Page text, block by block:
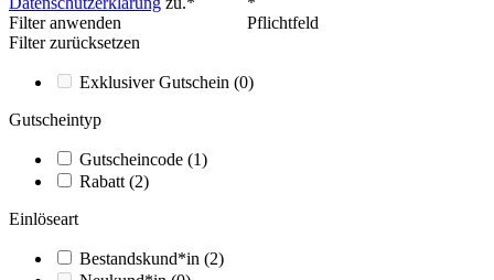
Pflichtfeld
Filter anwenden
Filter zurücksetzen
Exklusiver Gutschein (0)
Gutscheintyp
Gutscheincode (1)
Rabatt (2)
Einlöseart
Bestandskund*in (2)